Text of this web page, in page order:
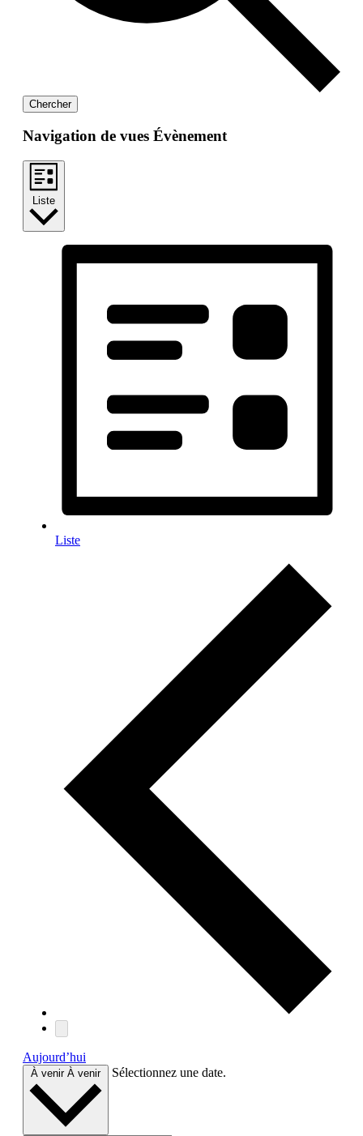
Chercher
Navigation de vues Évènement
Liste
Liste
Aujourd’hui
À venir À venir Sélectionnez une date.